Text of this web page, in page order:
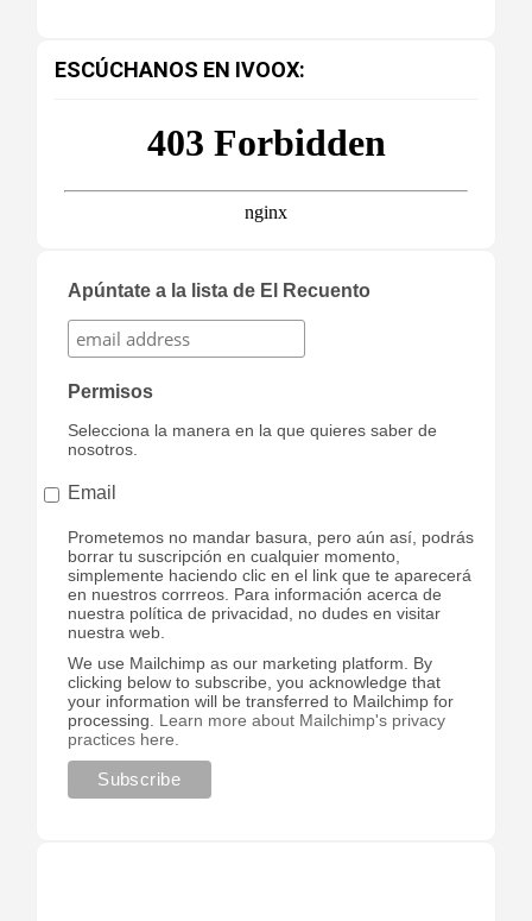
ESCÚCHANOS EN IVOOX:
Apúntate a la lista de El Recuento
Permisos
Selecciona la manera en la que quieres saber de
nosotros.
Email
Prometemos no mandar basura, pero aún así, podrás
borrar tu suscripción en cualquier momento,
simplemente haciendo clic en el link que te aparecerá
en nuestros corrreos. Para información acerca de
nuestra política de privacidad, no dudes en visitar
nuestra web.
We use Mailchimp as our marketing platform. By
clicking below to subscribe, you acknowledge that
your information will be transferred to Mailchimp for
processing. Learn more about Mailchimp's privacy
practices here.